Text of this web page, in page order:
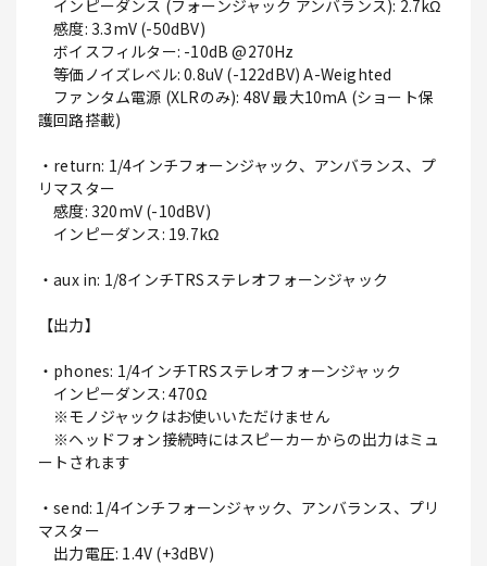
インピーダンス (フォーンジャック アンバランス): 2.7kΩ
感度: 3.3mV (-50dBV)
ボイスフィルター: -10dB @270Hz
等価ノイズレベル: 0.8uV (-122dBV) A-Weighted
ファンタム電源 (XLRのみ): 48V 最大10mA (ショート保
護回路搭載)
・return: 1/4インチフォーンジャック、アンバランス、プ
リマスター
感度: 320mV (-10dBV)
インピーダンス: 19.7kΩ
・aux in: 1/8インチTRSステレオフォーンジャック
【出力】
・phones: 1/4インチTRSステレオフォーンジャック
インピーダンス: 470Ω
※モノジャックはお使いいただけません
※ヘッドフォン接続時にはスピーカーからの出力はミュ
ートされます
・send: 1/4インチフォーンジャック、アンバランス、プリ
マスター
出力電圧: 1.4V (+3dBV)